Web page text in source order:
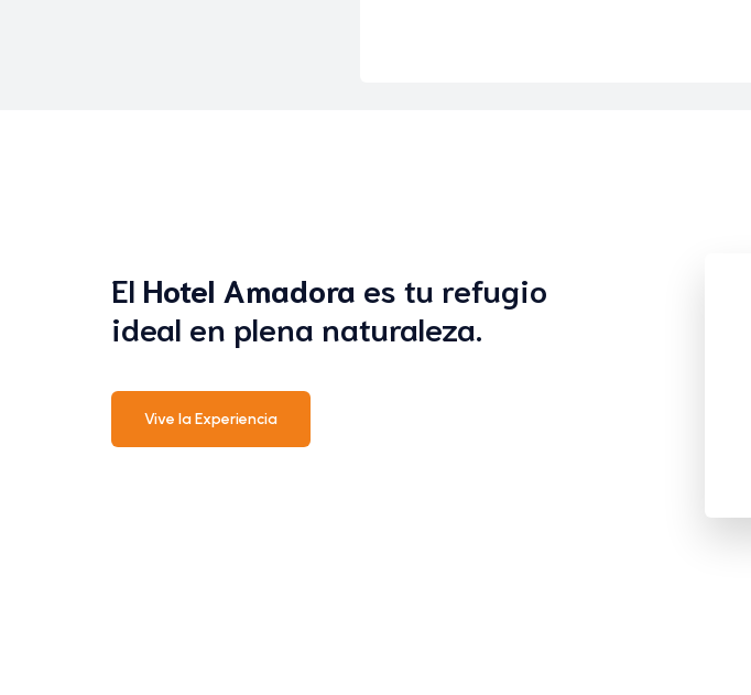
El Hotel Amadora es tu refugio
ideal en plena naturaleza.
Vive la Experiencia